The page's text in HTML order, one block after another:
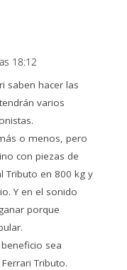
18:12
saben hacer las
varios
o menos, pero
con piezas de
Tributo en 800 kg y
Y en el sonido
porque
sea
Tributo.